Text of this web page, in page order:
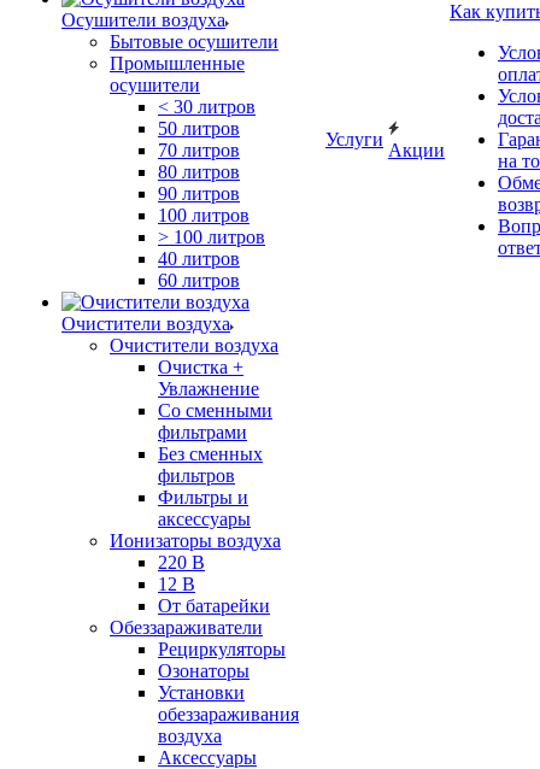
Осушители воздуха
Бытовые осушители
Промышленные
осушители
< 30 литров
50 литров
70 литров
80 литров
90 литров
100 литров
> 100 литров
40 литров
60 литров
Очистители воздуха
Очистители воздуха
Очистка +
Увлажнение
Cо сменными
фильтрами
Без сменных
фильтров
Фильтры и
аксессуары
Ионизаторы воздуха
220 В
12 В
От батарейки
Обеззараживатели
Рециркуляторы
Озонаторы
Установки
обеззараживания
воздуха
Аксессуары
Услуги
Акции
Как
на